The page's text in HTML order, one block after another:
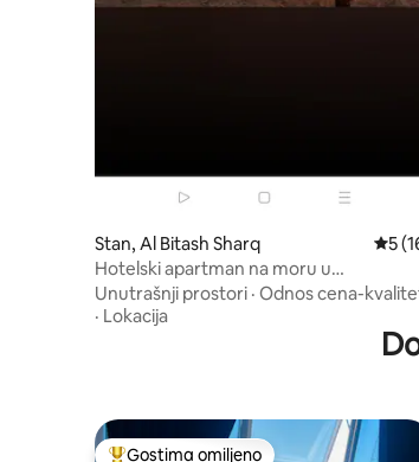
Stan, Al Bitash Sharq
5
Hotelski apartman na moru u
Aleksandriji, plaža Paradise
Unutrašnji prostori · Odnos cena-
· Lokacija
Gostima omiljeno